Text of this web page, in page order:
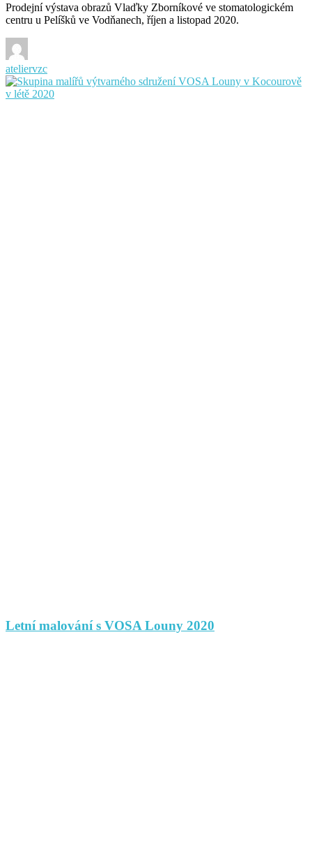
Prodejní výstava obrazů Vlaďky Zborníkové ve stomatologickém
centru u Pelíšků ve Vodňanech, říjen a listopad 2020.
ateliervzc
Letní malování s VOSA Louny 2020